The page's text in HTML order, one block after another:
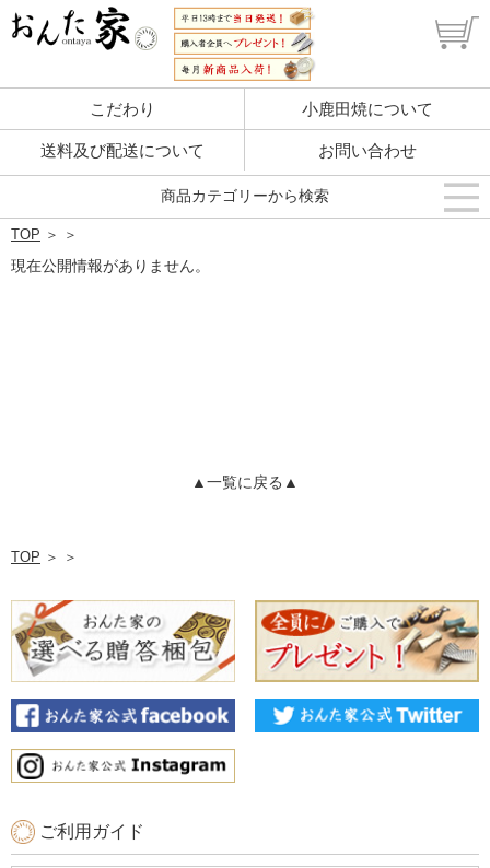
こだわり 小鹿田焼について
送料及び配送について お問い合わせ
TOP ＞ ＞
現在公開情報がありません。
▲一覧に戻る▲
TOP ＞ ＞
商品カテゴリーから検索
ご利用ガイド